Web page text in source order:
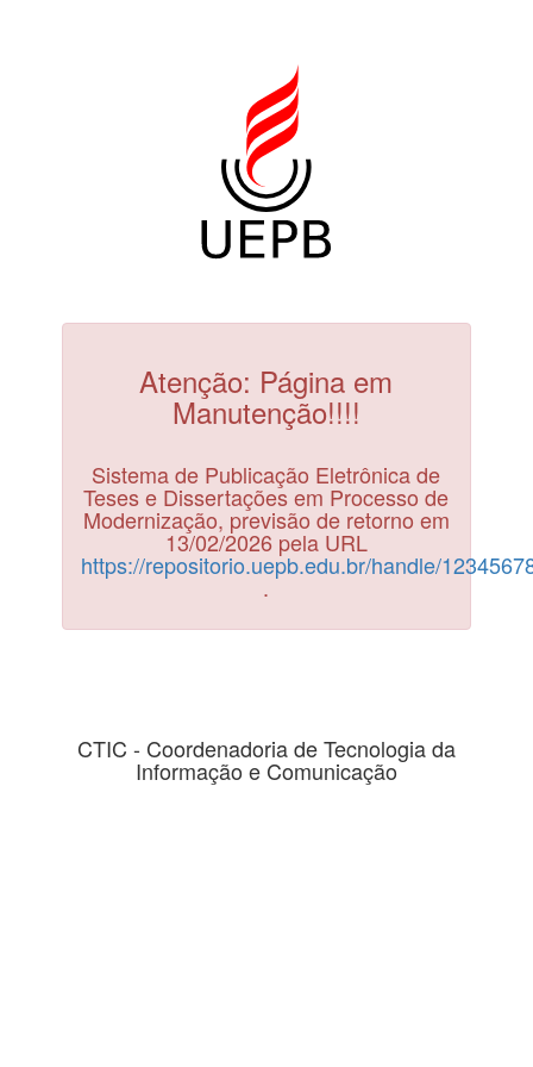
Atenção: Página em
Manutenção!!!!
Sistema de Publicação Eletrônica de
Teses e Dissertações em Processo de
Modernização, previsão de retorno em
13/02/2026 pela URL
https://repositorio.uepb.edu.br/handle/
.
CTIC - Coordenadoria de Tecnologia da
Informação e Comunicação